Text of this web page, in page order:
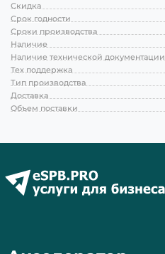
Скидка
Срок годности
Сроки производства
Наличие
Наличие технической документации
Тех поддержка
Тип производства
Доставка
Объем поставки